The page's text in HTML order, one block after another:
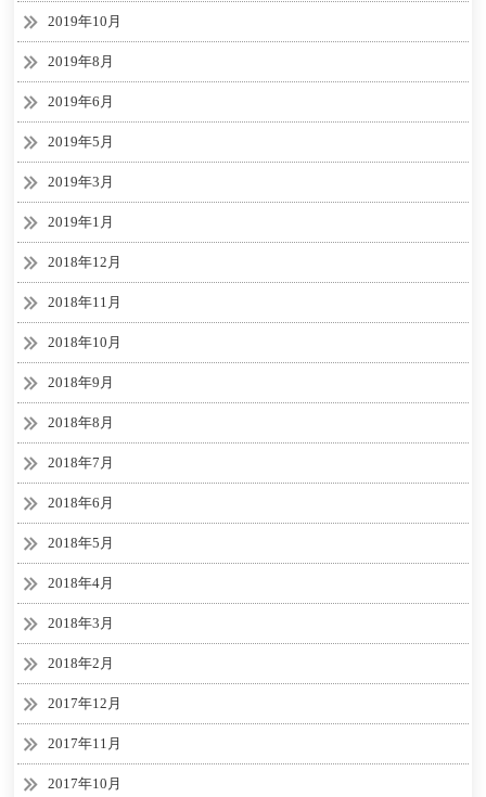
2019年10月
2019年8月
2019年6月
2019年5月
2019年3月
2019年1月
2018年12月
2018年11月
2018年10月
2018年9月
2018年8月
2018年7月
2018年6月
2018年5月
2018年4月
2018年3月
2018年2月
2017年12月
2017年11月
2017年10月